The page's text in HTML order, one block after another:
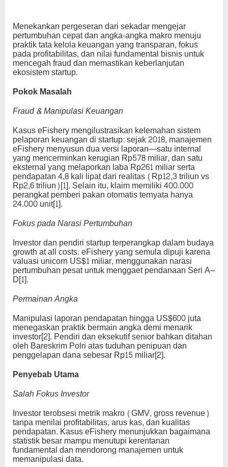
Menekankan pergeseran dari sekadar mengejar
pertumbuhan cepat dan angka-angka makro menuju
praktik tata kelola keuangan yang transparan, fokus
pada profitabilitas, dan nilai fundamental bisnis untuk
mencegah fraud dan memastikan keberlanjutan
ekosistem startup.
Pokok Masalah
Fraud & Manipulasi Keuangan
Kasus eFishery mengilustrasikan kelemahan sistem
pelaporan keuangan di startup: sejak 2018, manajemen
eFishery menyusun dua versi laporan—satu internal
yang mencerminkan kerugian Rp578 miliar, dan satu
eksternal yang melaporkan laba Rp261 miliar serta
pendapatan 4,8 kali lipat dari realitas (Rp12,3 triliun vs
Rp2,6 triliun)[1]. Selain itu, klaim memiliki 400.000
perangkat pemberi pakan otomatis ternyata hanya
24.000 unit[1].
Fokus pada Narasi Pertumbuhan
Investor dan pendiri startup terperangkap dalam budaya
growth at all costs. eFishery yang semula dipuji karena
valuasi unicorn US$1 miliar, menggunakan narasi
pertumbuhan pesat untuk menggaet pendanaan Seri A–
D[1].
Permainan Angka
Manipulasi laporan pendapatan hingga US$600 juta
menegaskan praktik bermain angka demi menarik
investor[2]. Pendiri dan eksekutif senior bahkan ditahan
oleh Bareskrim Polri atas tuduhan penipuan dan
penggelapan dana sebesar Rp15 miliar[2].
Penyebab Utama
Salah Fokus Investor
Investor terobsesi metrik makro (GMV, gross revenue)
tanpa menilai profitabilitas, arus kas, dan kualitas
pendapatan. Kasus eFishery menunjukkan bagaimana
statistik besar mampu menutupi kerentanan
fundamental dan mendorong manajemen untuk
memanipulasi data.